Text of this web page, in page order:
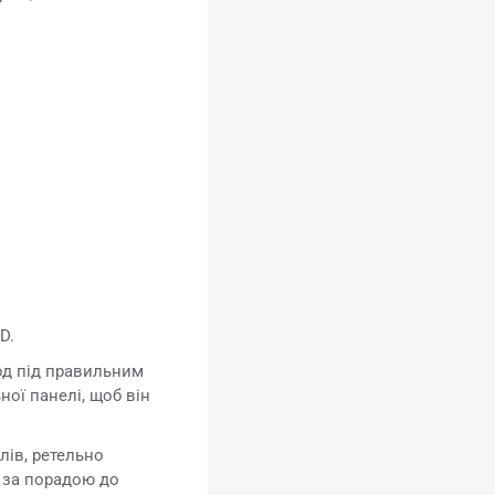
під правильним
панелі, щоб він
ретельно
за порадою до